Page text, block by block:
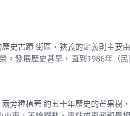
史古蹟 街區，狹義的定義則主要
。發展歷史甚早，直到1986年（
旁種植著 約五十年歷史的芒果樹